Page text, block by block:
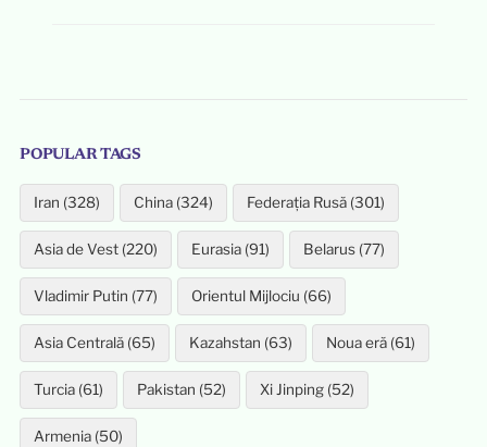
POPULAR TAGS
Iran (328) China (324) Federația Rusă (301)
Asia de Vest (220) Eurasia (91) Belarus (77)
Vladimir Putin (77) Orientul Mijlociu (66)
Asia Centrală (65) Kazahstan (63) Noua eră (61)
Turcia (61) Pakistan (52) Xi Jinping (52)
Armenia (50)